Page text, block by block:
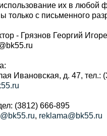
их в любой
с письменного
- Грязнов Георгий
Ивановская, д. 47, тел.:
(3812) 666-895
, reklama@bk55.ru